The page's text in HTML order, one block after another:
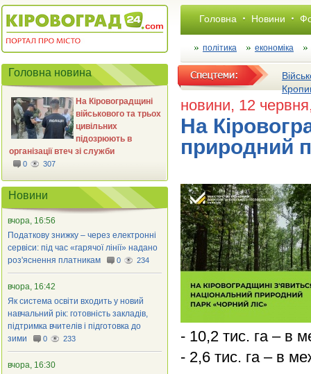
Головна Новини
політика економіка
новини, 12
На
природний
- 10,2 тис. га – в
- 2,6 тис. га – в
Головна новина
На Кіровоградщині
військового та трьох
цивільних
підозрюють в
організації втеч зі служби
0 307
Новини
вчора, 16:56
Податкову знижку – через електронні
сервіси: під час «гарячої лінії» надано
роз'яснення платникам
0 234
вчора, 16:42
Як система освіти входить у новий
навчальний рік: готовність закладів,
підтримка вчителів і підготовка до
зими
0 233
вчора, 16:30